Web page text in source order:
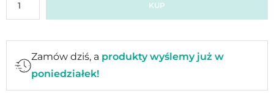
KUP
Zamów dziś, a produkty wyślemy już w
poniedziałek!